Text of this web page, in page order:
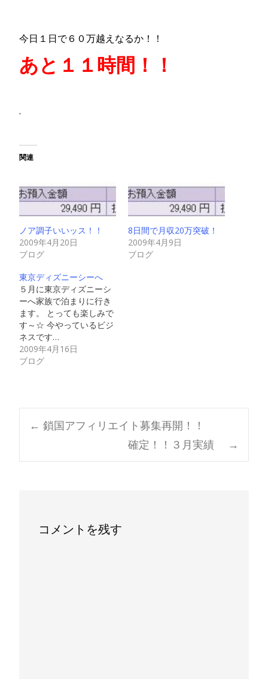
今日１日で６０万越えなるか！！
あと１１時間！！
.
関連
ノア調子いいッス！！
2009年4月20日
ブログ
8日間で月収20万突破！
2009年4月9日
ブログ
東京ディズニーシーへ
５月に東京ディズニーシ
ーへ家族で泊まりに行き
ます。 とっても楽しみで
す～☆ 今やっているビジ
ネスです…
2009年4月16日
ブログ
Post
navigation
← 鎖国アフィリエイト募集再開！！
確定！！３月実績
→
コメントを残す